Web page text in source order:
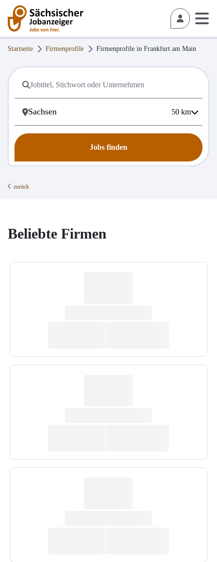
Startseite Firmenprofile Firmenprofile in Frankfurt am Main
50 km
Jobs finden
zurück
Beliebte Firmen